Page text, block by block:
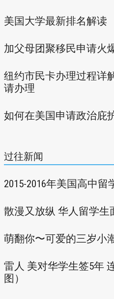
美国大学最新排名解读
加父母团聚移民申请火
纽约市民卡办理过程详
请办理
如何在美国申请政治庇
过往新闻
2015-2016年美国高中留
散漫又放纵 华人留学生
萌翻你〜可爱的三岁小
雷人 美对华学生签5年
图）